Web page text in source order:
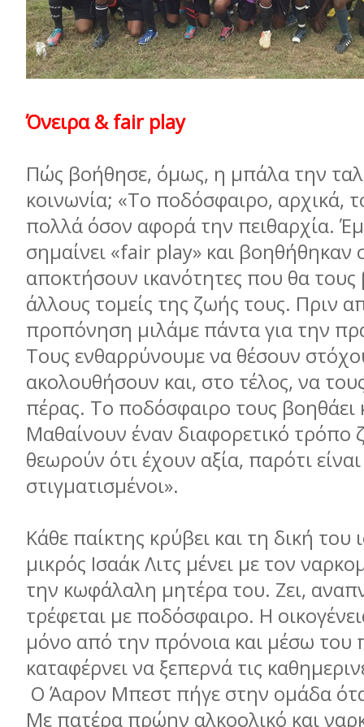
Όνειρα & fair play
Πώς βοήθησε, όμως, η μπάλα την
κοινωνία; «Το ποδόσφαιρο, αρχικά,
πολλά όσον αφορά την πειθαρχία.
σημαίνει «fair play» και βοηθήθηκαν
αποκτήσουν ικανότητες που θα
άλλους τομείς της ζωής τους. Πριν
προπόνηση μιλάμε πάντα για την
Τους ενθαρρύνουμε να θέσουν
ακολουθήσουν και, στο τέλος, να
πέρας. Το ποδόσφαιρο τους βοηθάει
Μαθαίνουν έναν διαφορετικό τρόπο
θεωρούν ότι έχουν αξία, παρότι είναι
στιγματισμένοι».
Κάθε παίκτης κρύβει και τη δική του
μικρός Ισαάκ Λιτς μένει με τον
την κωφάλαλη μητέρα του. Ζει,
τρέφεται με ποδόσφαιρο. Η
μόνο από την πρόνοια και μέσω του
καταφέρνει να ξεπερνά τις
Ο Άαρον Μπεστ πήγε στην ομάδα
Με πατέρα πρώην αλκοολικό και